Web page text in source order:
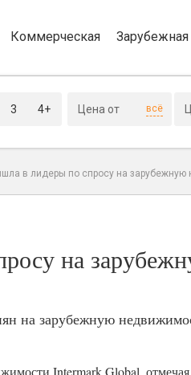
Коммерческая Зарубежная
3 4+ всё
в лидеры по спросу на
на
на зарубежную
Intermark Global,